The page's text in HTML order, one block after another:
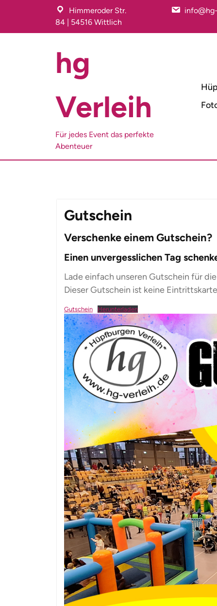
Himmeroder Str.
84 | 54516 Wittlich
hg
Verleih
Für jedes Event das perfekte
Abenteuer
Gutschein
Verschenke einem Gutschein?
Einen unvergesslichen Tag
Lade einfach unseren Gutschein für
Dieser Gutschein ist keine
Gutschein Herunterladen